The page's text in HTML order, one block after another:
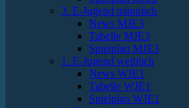
3. E-Jugend männlich
News MJE3
Tabelle MJE3
Spielplan MJE3
1. E-Jugend weiblich
News WJE1
Tabelle WJE1
Spielplan WJE1